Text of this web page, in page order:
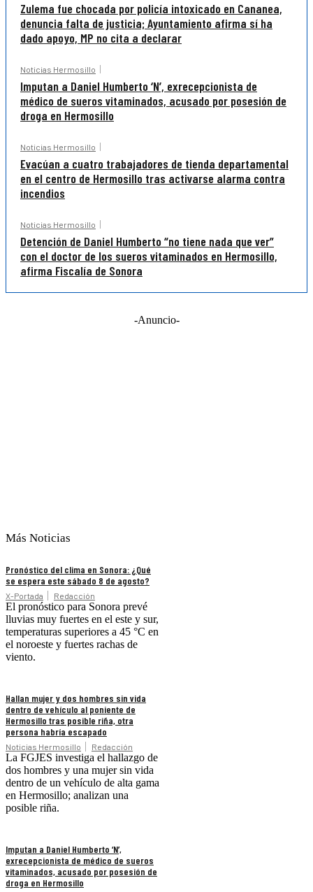
Zulema fue chocada por policía intoxicado en Cananea,
denuncia falta de justicia; Ayuntamiento afirma sí ha
dado apoyo, MP no cita a declarar
Noticias Hermosillo
Imputan a Daniel Humberto ‘N’, exrecepcionista de
médico de sueros vitaminados, acusado por posesión de
droga en Hermosillo
Noticias Hermosillo
Evacúan a cuatro trabajadores de tienda departamental
en el centro de Hermosillo tras activarse alarma contra
incendios
Noticias Hermosillo
Detención de Daniel Humberto “no tiene nada que ver”
con el doctor de los sueros vitaminados en Hermosillo,
afirma Fiscalía de Sonora
-Anuncio-
Más Noticias
Pronóstico del clima en Sonora: ¿Qué
se espera este sábado 8 de agosto?
X-Portada Redacción
El pronóstico para Sonora prevé
lluvias muy fuertes en el este y sur,
temperaturas superiores a 45 °C en
el noroeste y fuertes rachas de
viento.
Hallan mujer y dos hombres sin vida
dentro de vehículo al poniente de
Hermosillo tras posible riña, otra
persona habría escapado
Noticias Hermosillo Redacción
La FGJES investiga el hallazgo de
dos hombres y una mujer sin vida
dentro de un vehículo de alta gama
en Hermosillo; analizan una
posible riña.
Imputan a Daniel Humberto ‘N’,
exrecepcionista de médico de sueros
vitaminados, acusado por posesión de
droga en Hermosillo